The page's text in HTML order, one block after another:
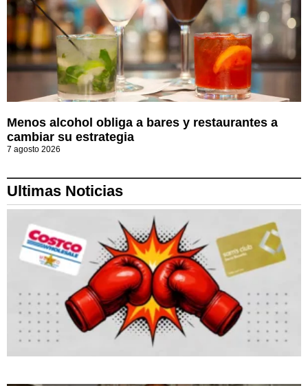
Menos alcohol obliga a bares y restaurantes a
cambiar su estrategia
7 agosto 2026
Ultimas Noticias